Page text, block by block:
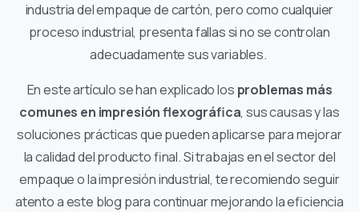
industria del empaque de cartón, pero como cualquier
proceso industrial, presenta fallas si no se controlan
adecuadamente sus variables.
En este artículo se han explicado los problemas más
comunes en impresión flexográfica, sus causas y las
soluciones prácticas que pueden aplicarse para mejorar
la calidad del producto final. Si trabajas en el sector del
empaque o la impresión industrial, te recomiendo seguir
atento a este blog para continuar mejorando la eficiencia